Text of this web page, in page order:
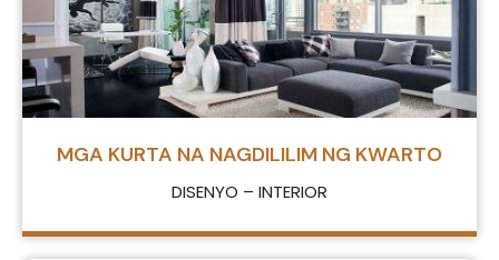
MGA KURTA NA NAGDILILIM NG KWARTO
DISENYO – INTERIOR